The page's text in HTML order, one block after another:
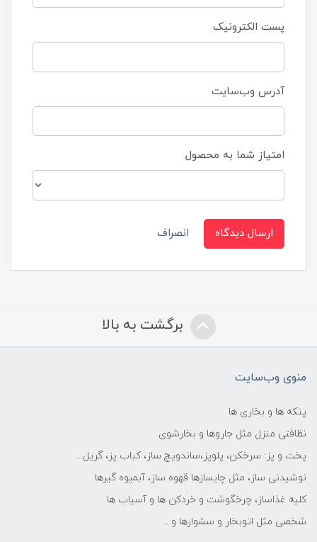
پست الکترونیک
آدرس وب‌سایت
امتیاز شما به محصول
ارسال دیدگاه انصراف
برگشت به بالا
منوی وب‌سایت
پنکه ها و بخاری ها
نظافتی منزل مثل جاروها و بخارشوی
پخت و پز: سرخکن، پلوپز،ساندویچ ساز، کباب پز، گریل...
نوشیدنی ساز، مثل چایسازها قهوه ساز، آبمیوه گیرها
کلیه غذاساز، چرخگوشت و خردکن ها و آسیاب ها
شخصی مثل اتوبخار و سشوارها و ...